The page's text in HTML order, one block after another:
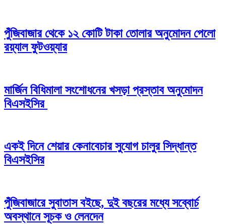
পুঁজিবাজার থেকে ১২ কোটি টাকা তোলার অনুমোদন পেলো
রয়্যাল ফুটওয়্যার
মার্জিন বিধিমালা সংশোধনের খসড়া প্রস্তাব অনুমোদন
বিএসইসির
একই দিনে শেয়ার কেনাবেচার সুযোগ চালুর সিদ্ধান্ত
বিএসইসির
পুঁজিবাজারে সুবাতাস বইছে, দুই বছরের মধ্যে সব্বোর্চ
অবস্থানে সূচক ও লেনদেন